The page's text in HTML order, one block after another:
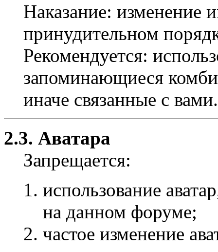
Наказание: изменение
принудительном
Рекомендуется:
запоминающиеся
иначе связанные с вами.
2.3. Аватара
Запрещается:
использование
на данном форуме;
частое изменение